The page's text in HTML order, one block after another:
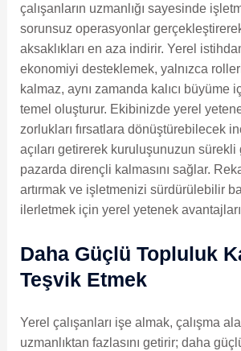
çalışanların uzmanlığı sayesinde
sorunsuz operasyonlar
aksaklıkları en aza indirir. Yerel
ekonomiyi desteklemek, yalnızca
kalmaz, aynı zamanda kalıcı büyüme
temel oluşturur. Ekibinizde yerel
zorlukları fırsatlara dönüştürebilecek
açıları getirerek kuruluşunuzun
pazarda dirençli kalmasını sağlar.
artırmak ve işletmenizi sürdürülebilir
ilerletmek için yerel yetenek
Daha Güçlü Topluluk
Teşvik Etmek
Yerel çalışanları işe almak, çalışma
uzmanlıktan fazlasını getirir; daha